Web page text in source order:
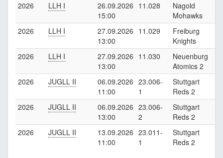
2026
LLH I
26.09.2026
15:00
11.028
Nagold
Mohawks
2026
LLH I
27.09.2026
13:00
11.029
Freiburg
Knights
2026
LLH I
27.09.2026
13:00
11.030
Neuenburg
Atomics 2
2026
JUGLL II
06.09.2026
11:00
23.006-
1
Stuttgart
Reds 2
2026
JUGLL II
06.09.2026
13:00
23.006-
2
Stuttgart
Reds 2
2026
JUGLL II
13.09.2026
11:00
23.011-
1
Stuttgart
Reds 2